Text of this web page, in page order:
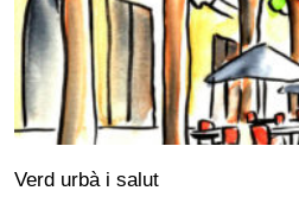
Verd urbà i salut